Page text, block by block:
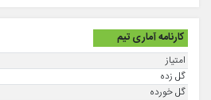
کارنامه آماری تیم
امتیاز
گل زده
گل خورده